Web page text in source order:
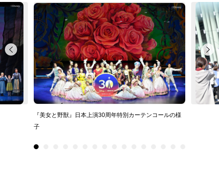
『美女と野獣』日本上演30周年特別カーテンコールの様
子